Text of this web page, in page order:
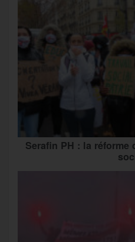
Serafin PH : la